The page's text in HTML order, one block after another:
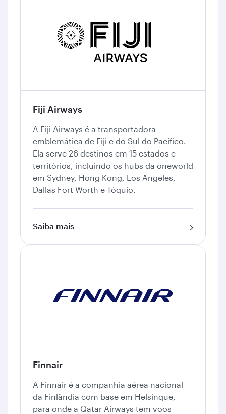
Fiji Airways
A Fiji Airways é a transportadora
emblemática de Fiji e do Sul do Pacífico.
Ela serve 26 destinos em 15 estados e
territórios, incluindo os hubs da oneworld
em Sydney, Hong Kong, Los Angeles,
Dallas Fort Worth e Tóquio.
Saiba mais
Finnair
A Finnair é a companhia aérea nacional
da Finlândia com base em Helsinque,
para onde a Qatar Airways tem voos